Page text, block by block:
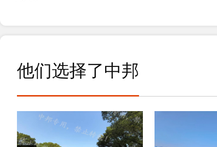
他们选择了中邦